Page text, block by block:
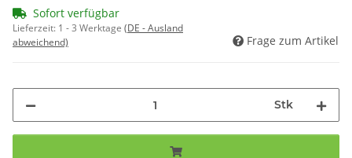
Sofort verfügbar
Lieferzeit: 1 - 3 Werktage (DE - Ausland
abweichend)
Frage zum Artikel
Stk